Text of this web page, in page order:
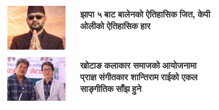
झापा ५ बाट बालेनको ऐतिहासिक जित, केपी
ओलीको ऐतिहासिक हार
खोटाङ कलाकार समाजको आयोजनामा
प्राज्ञ संगीतकार शान्तिराम राईको एकल
साङ्गीतिक साँझ हुने